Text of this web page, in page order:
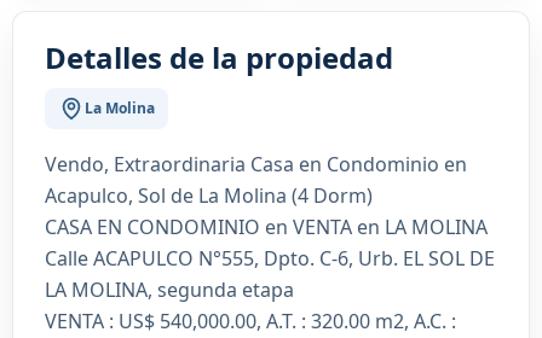
Detalles de la propiedad
La Molina
Vendo, Extraordinaria Casa en Condominio en
Acapulco, Sol de La Molina (4 Dorm)
CASA EN CONDOMINIO en VENTA en LA MOLINA
Calle ACAPULCO N°555, Dpto. C-6, Urb. EL SOL DE
LA MOLINA, segunda etapa
VENTA : US$ 540,000.00, A.T. : 320.00 m2, A.C. :